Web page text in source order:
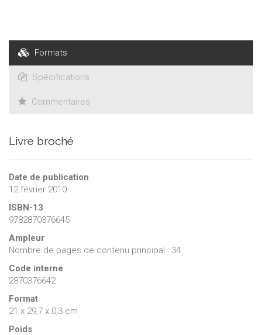
Formats
Spécifications
Commentaires
Livre broché
Date de publication
12 février 2010
ISBN-13
9782870376645
Ampleur
Nombre de pages de contenu principal : 34
Code interne
2870376642
Format
21 x 29,7 x 0,3 cm
Poids